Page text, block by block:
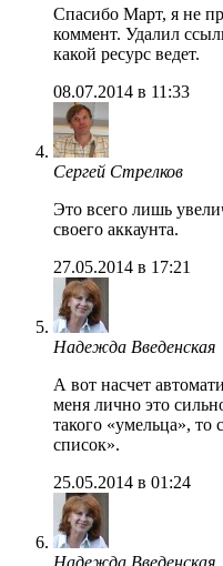
Спасибо Март, я не
коммент. Удалил
какой ресурс ведет.
08.07.2014 в 11:33
Сергей Стрелков
Это всего лишь
своего аккаунта.
27.05.2014 в 17:21
Надежда Введенская
А вот насчет
меня лично это
такого «умельца», то
список».
25.05.2014 в 01:24
Надежда Введенская